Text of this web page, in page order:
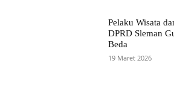
Pelaku Wisata
DPRD Sleman
Beda
19 Maret 2026